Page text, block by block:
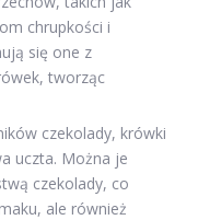
chrupkości i
się one z
tworząc
czekolady, krówki
uczta. Można je
czekolady, co
ale również